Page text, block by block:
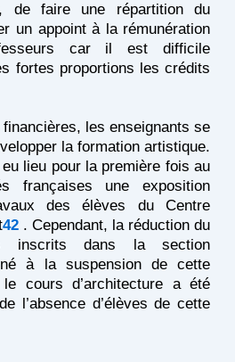
de faire une répartition du
un appoint à la rémunération
car il est difficile
fortes proportions les crédits
les enseignants se
la formation artistique.
eu lieu pour la première fois au
françaises une exposition
des élèves du Centre
42. Cependant, la réduction du
inscrits dans la section
à la suspension de cette
cours d’architecture a été
l’absence d’élèves de cette